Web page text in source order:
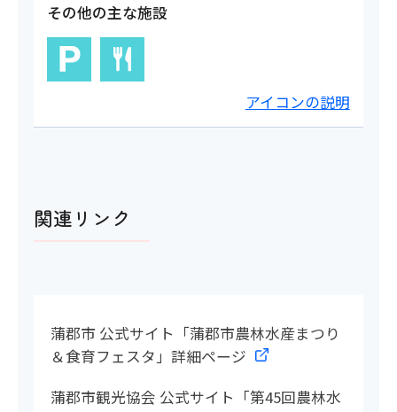
その他の主な施設
アイコンの説明
関連リンク
蒲郡市 公式サイト「蒲郡市農林水産まつり
＆食育フェスタ」詳細ページ
蒲郡市観光協会 公式サイト「第45回農林水